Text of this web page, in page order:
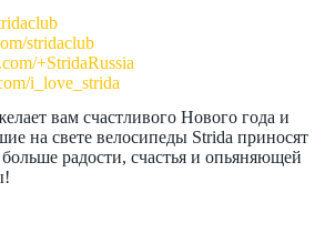
stridaclub
+StridaRussia
i_love_strida
вам счастливого Нового года и
на свете велосипеды Strida приносят
радости, счастья и опьяняющей